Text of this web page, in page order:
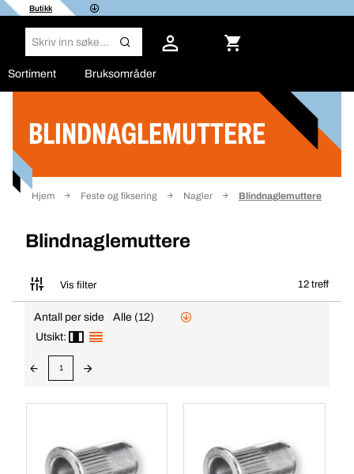
Butikk
Sortiment Bruksområder
BLINDNAGLEMUTTERE
Hjem Feste og fiksering Nagler Blindnaglemuttere
Blindnaglemuttere
Vis filter 12 treff
Filter
Antall per side
Alle (12)
Utsikt:
1